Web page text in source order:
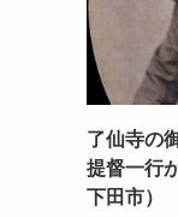
了仙寺の
提督一行
下田市）